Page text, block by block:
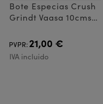
Bote Especias Crush
Grindt Vaasa 10cms
PVPR: 21,00 €
IVA incluido